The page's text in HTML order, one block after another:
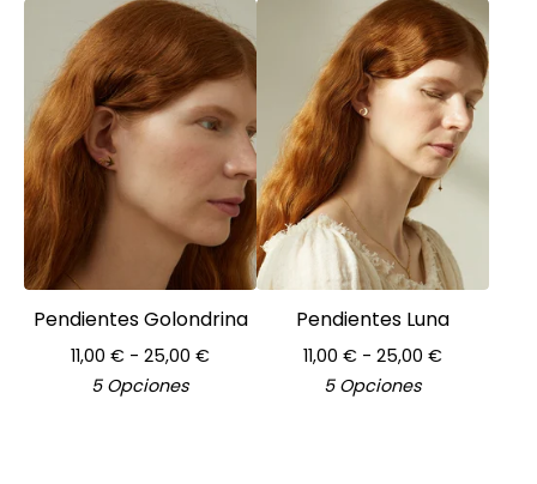
Pendientes Golondrina
11,00 € - 25,00 €
5 Opciones
Pendientes Luna
11,00 € - 25,00 €
5 Opciones